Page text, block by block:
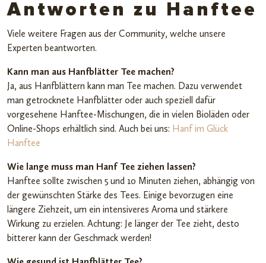
Antworten zu Hanftee
Viele weitere Fragen aus der Community, welche unsere
Experten beantworten.
Kann man aus Hanfblätter Tee machen?
Ja, aus Hanfblättern kann man Tee machen. Dazu verwendet
man getrocknete Hanfblätter oder auch speziell dafür
vorgesehene Hanftee-Mischungen, die in vielen Bioläden oder
Online-Shops erhältlich sind. Auch bei uns: Hanf im Glück
Hanftee
Wie lange muss man Hanf Tee ziehen lassen?
Hanftee sollte zwischen 5 und 10 Minuten ziehen, abhängig von
der gewünschten Stärke des Tees. Einige bevorzugen eine
längere Ziehzeit, um ein intensiveres Aroma und stärkere
Wirkung zu erzielen. Achtung: Je länger der Tee zieht, desto
bitterer kann der Geschmack werden!